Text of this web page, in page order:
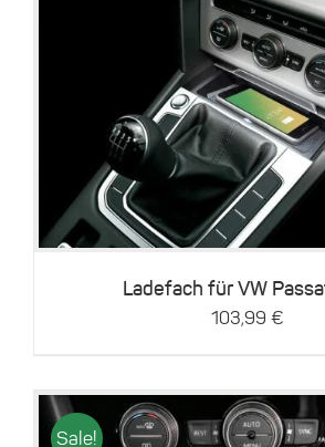
Details
Ladefach für VW
103,99 €
Sale!